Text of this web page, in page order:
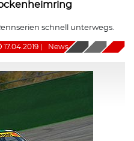
schnell unterwegs.
17.04.2019 News